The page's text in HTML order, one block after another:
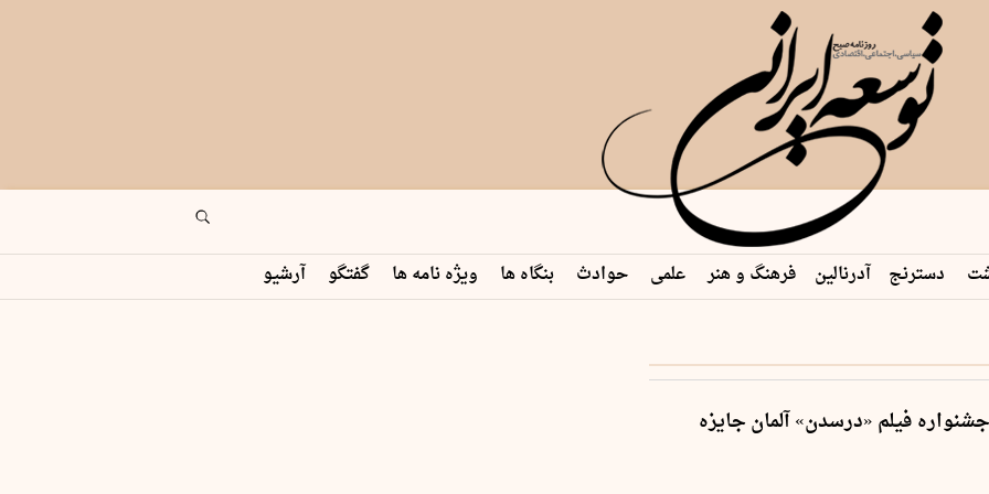
م…
دسترنج آدرنالین فرهنگ و هنر علمی حوادث بنگاه ها ویژه نامه ها گفتگو آرشیو
فیلم «درسدن» آلمان جایزه